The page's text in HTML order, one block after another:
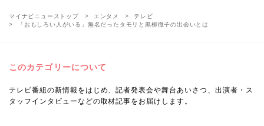
マイナビニューストップ エンタメ
テレビ
「おもしろい人がいる」無名だったタモリと黒柳徹子の出会いとは
このカテゴリーについて
テレビ番組の新情報をはじめ、記者発表会や舞台あいさつ、出演者・ス
タッフインタビューなどの取材記事をお届けします。